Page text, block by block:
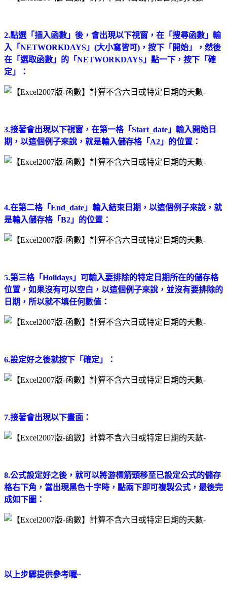
2.點選「插入函數」後，會出現以下視窗，在「搜尋函數」輸
入「NETWORKDAYS」(大小寫皆可)，按下「開始」，然後
在「選取函數」的「NETWORKDAYS」點一下，按下「確
定」：
3.接著會出現以下視窗，在第一格「Start_date」輸入開始日
期，以這個例子來說，就是輸入儲存格「A2」的位置：
4.在第二格「End_date」輸入結束日期，以這個例子來說，就
是輸入儲存格「B2」的位置：
5.第三格「Holidays」可輸入要排除的特定日期所在的儲存格
位置，如果沒有可以空白，以這個例子來說，並沒有要排除的
日期，所以就不填任何數值：
6.設定好之後就按下「確定」：
7.接著會出現以下畫面：
8.公式設定好之後，就可以將游標箭頭移至已設定公式的儲存
格右下角，當出現黑色十字時，點兩下即可複製公式，最後完
成如下圖：
以上步驟提供參考囉~